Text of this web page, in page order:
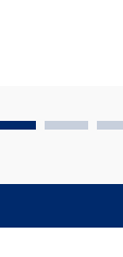
ferroviarie, i